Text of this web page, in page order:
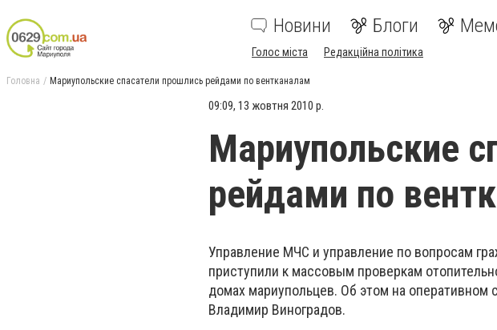
Новини Блоги
Голос міста Редакційна політика
Головна Мариупольские спасатели прошлись рейдами по вентканалам
09:09, 13 жовтня 2010 р.
Мариупольские
рейдами по
Управление МЧС и управление по вопросам
приступили к массовым проверкам
домах мариупольцев. Об этом на
Владимир Виноградов.